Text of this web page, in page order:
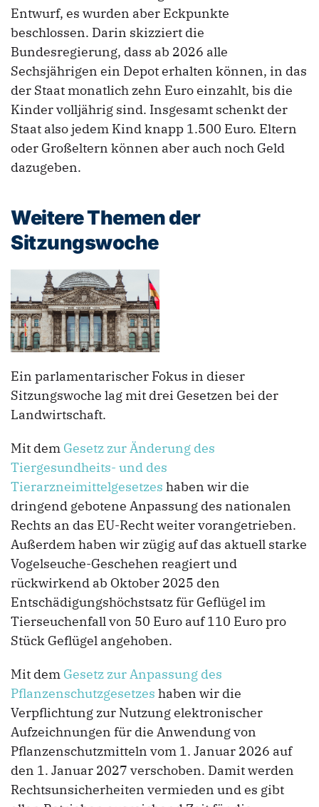
Entwurf, es wurden aber Eckpunkte
beschlossen. Darin skizziert die
Bundesregierung, dass ab 2026 alle
Sechsjährigen ein Depot erhalten können, in das
der Staat monatlich zehn Euro einzahlt, bis die
Kinder volljährig sind. Insgesamt schenkt der
Staat also jedem Kind knapp 1.500 Euro. Eltern
oder Großeltern können aber auch noch Geld
dazugeben.
Weitere Themen der
Sitzungswoche
Ein parlamentarischer Fokus in dieser
Sitzungswoche lag mit drei Gesetzen bei der
Landwirtschaft.
Mit dem Gesetz zur Änderung des
Tiergesundheits- und des
Tierarzneimittelgesetzes haben wir die
dringend gebotene Anpassung des nationalen
Rechts an das EU-Recht weiter vorangetrieben.
Außerdem haben wir zügig auf das aktuell starke
Vogelseuche-Geschehen reagiert und
rückwirkend ab Oktober 2025 den
Entschädigungshöchstsatz für Geflügel im
Tierseuchenfall von 50 Euro auf 110 Euro pro
Stück Geflügel angehoben.
Mit dem Gesetz zur Anpassung des
Pflanzenschutzgesetzes haben wir die
Verpflichtung zur Nutzung elektronischer
Aufzeichnungen für die Anwendung von
Pflanzenschutzmitteln vom 1. Januar 2026 auf
den 1. Januar 2027 verschoben. Damit werden
Rechtsunsicherheiten vermieden und es gibt